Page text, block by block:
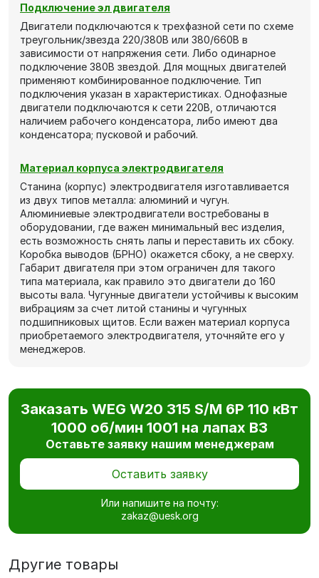
Подключение эл двигателя
Двигатели подключаются к трехфазной сети по схеме
треугольник/звезда 220/380В или 380/660В в
зависимости от напряжения сети. Либо одинарное
подключение 380В звездой. Для мощных двигателей
применяют комбинированное подключение. Тип
подключения указан в характеристиках. Однофазные
двигатели подключаются к сети 220В, отличаются
наличием рабочего конденсатора, либо имеют два
конденсатора; пусковой и рабочий.
Материал корпуса электродвигателя
Станина (корпус) электродвигателя изготавливается
из двух типов металла: алюминий и чугун.
Алюминиевые электродвигатели востребованы в
оборудовании, где важен минимальный вес изделия,
есть возможность снять лапы и переставить их сбоку.
Коробка выводов (БРНО) окажется сбоку, а не сверху.
Габарит двигателя при этом ограничен для такого
типа материала, как правило это двигатели до 160
высоты вала. Чугунные двигатели устойчивы к высоким
вибрациям за счет литой станины и чугунных
подшипниковых щитов. Если важен материал корпуса
приобретаемого электродвигателя, уточняйте его у
менеджеров.
Заказать WEG W20 315 S/M 6P 110 кВт
1000 об/мин 1001 на лапах В3
Оставьте заявку нашим менеджерам
Оставить заявку
Или напишите на почту:
zakaz@uesk.org
Другие товары